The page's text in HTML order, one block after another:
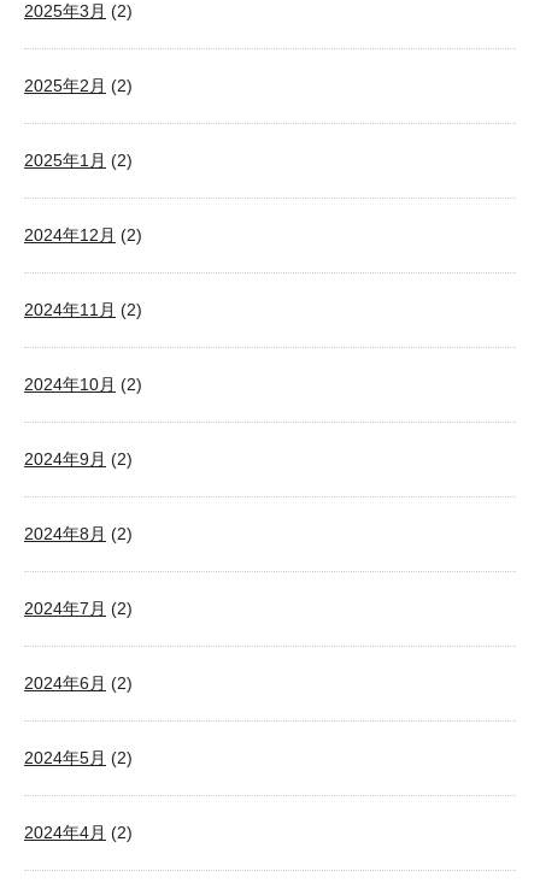
2025年3月 (2)
2025年2月 (2)
2025年1月 (2)
2024年12月 (2)
2024年11月 (2)
2024年10月 (2)
2024年9月 (2)
2024年8月 (2)
2024年7月 (2)
2024年6月 (2)
2024年5月 (2)
2024年4月 (2)